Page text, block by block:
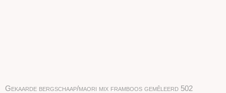
Gekaarde bergschaap/maori mix framboos gemêleerd 502